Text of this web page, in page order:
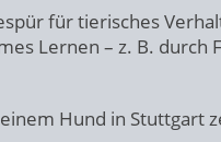
für tierisches
Lernen – z. B.
Hund in Stuttgart